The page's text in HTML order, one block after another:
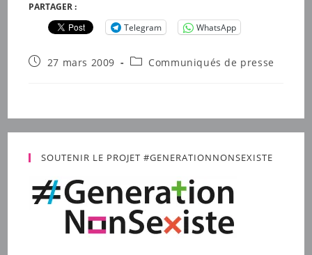
PARTAGER :
Telegram
WhatsApp
Publication
27 mars 2009
PostCommuniqués de presse
SOUTENIR LE PROJET #GENERATIONNONSEXISTE